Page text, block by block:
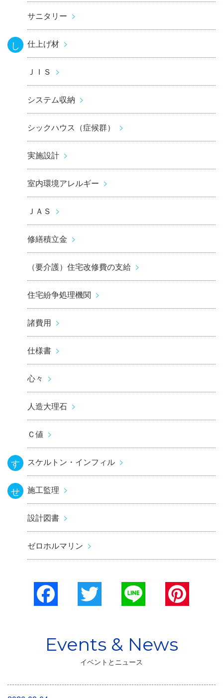
サニタリー
し 仕上げ材
ＪＩＳ
システム収納
シックハウス（症候群）
実施設計
室内環境アレルギー
ＪＡＳ
修繕積立金
（要介護）住宅改修費の支給
住宅紛争処理機関
諸費用
仕様書
心々
人造大理石
Ｃ値
す スケルトン・インフィル
せ 施工監理
設計図書
ゼロホルマリン
Facebook
イベントとニュース